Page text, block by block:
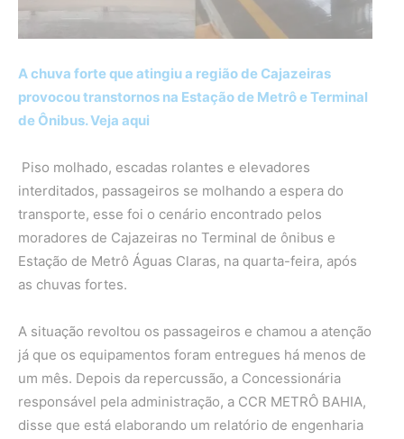
A chuva forte que atingiu a região de Cajazeiras
provocou transtornos na Estação de Metrô e Terminal
de Ônibus. Veja aqui
Piso molhado, escadas rolantes e elevadores
interditados, passageiros se molhando a espera do
transporte, esse foi o cenário encontrado pelos
moradores de Cajazeiras no Terminal de ônibus e
Estação de Metrô Águas Claras, na quarta-feira, após
as chuvas fortes.
A situação revoltou os passageiros e chamou a atenção
já que os equipamentos foram entregues há menos de
um mês. Depois da repercussão, a Concessionária
responsável pela administração, a CCR METRÔ BAHIA,
disse que está elaborando um relatório de engenharia